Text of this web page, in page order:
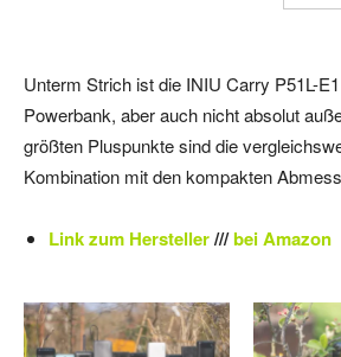
Unterm Strich ist die INIU Carry P51L-
Powerbank, aber auch nicht absolut
größten Pluspunkte sind die
Kombination mit den kompakten
Link zum Hersteller///bei Amazon